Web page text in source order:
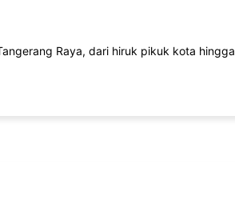
Raya, dari hiruk pikuk kota hingga